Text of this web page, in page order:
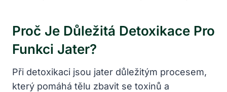
Proč Je Důležitá Detoxikace Pro
Funkci Jater?
Při detoxikaci jsou jater důležitým procesem,
který pomáhá tělu zbavit se toxinů a